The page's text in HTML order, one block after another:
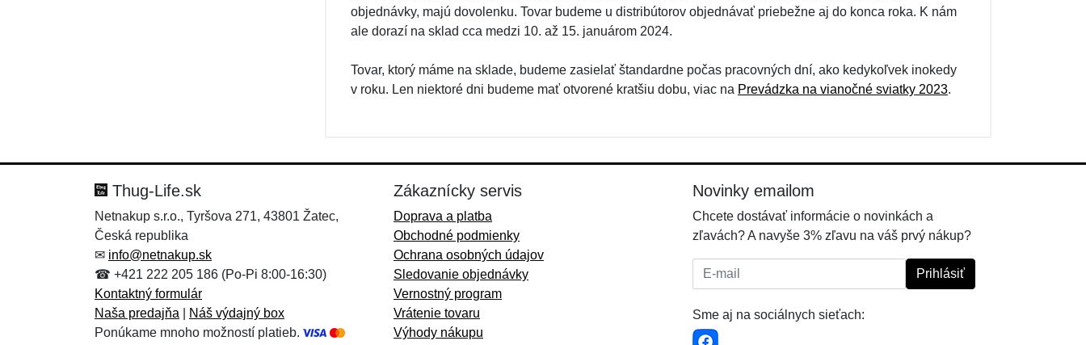
objednávky, majú dovolenku. Tovar budeme u distribútorov objednávať priebežne aj do konca roka. K nám
ale dorazí na sklad cca medzi 10. až 15. januárom 2024.
Tovar, ktorý máme na sklade, budeme zasielať štandardne počas pracovných dní, ako kedykoľvek inokedy
v roku. Len niektoré dni budeme mať otvorené kratšiu dobu, viac na Prevádzka na vianočné sviatky 2023.
Thug-Life.sk
Netnakup s.r.o., Tyršova 271, 43801 Žatec,
Česká republika
✉ info@netnakup.sk
☎ +421 222 205 186 (Po-Pi 8:00-16:30)
Kontaktný formulár
Naša predajňa
Náš výdajný box
Ponúkame mnoho možností platieb.
Zákaznícky servis
Doprava a platba
Obchodné podmienky
Ochrana osobných údajov
Sledovanie objednávky
Vernostný program
Vrátenie tovaru
Výhody nákupu
Novinky emailom
Chcete dostávať informácie o novinkách a
zľavách? A navyše 3% zľavu na váš prvý nákup?
E-mail: Prihlásiť
Sme aj na sociálnych sieťach: